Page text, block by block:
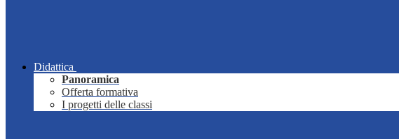
Didattica
Panoramica
Offerta formativa
I progetti delle classi